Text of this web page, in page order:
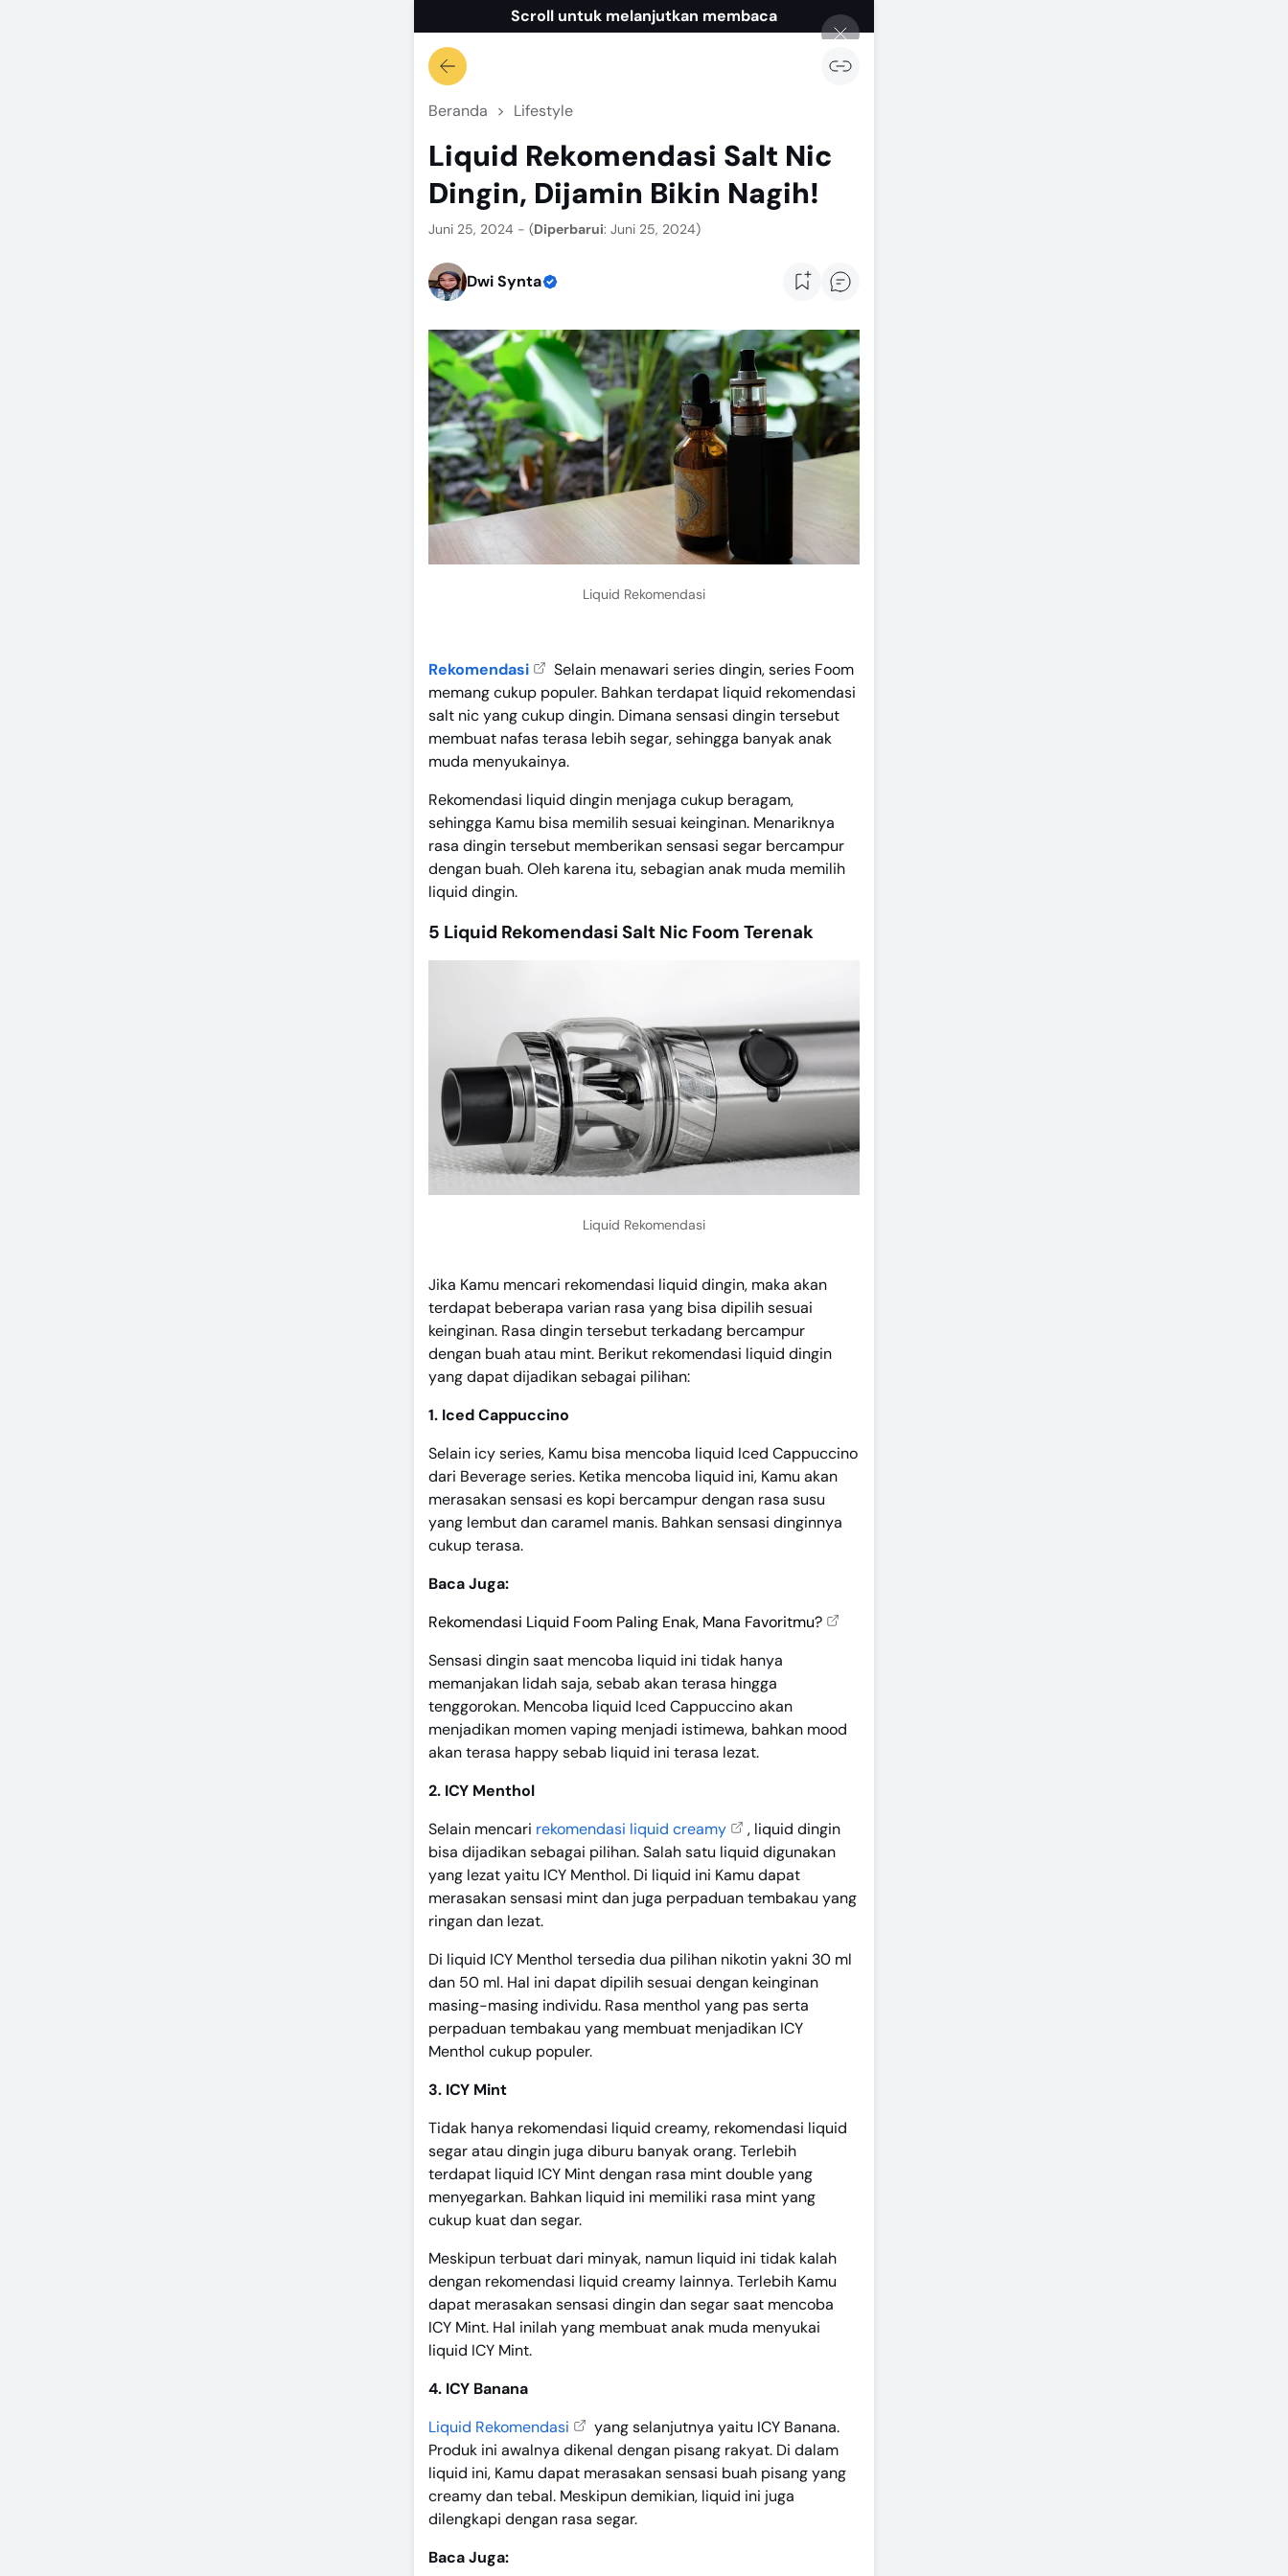
Scroll untuk melanjutkan membaca
Beranda Lifestyle
Liquid Rekomendasi Salt Nic
Dingin, Dijamin Bikin Nagih!
Juni 25, 2024 - (Diperbarui: Juni 25, 2024)
Dwi Synta
Liquid Rekomendasi
Rekomendasi
Selain menawari series dingin, series Foom
memang cukup populer. Bahkan terdapat liquid rekomendasi
salt nic yang cukup dingin. Dimana sensasi dingin tersebut
membuat nafas terasa lebih segar, sehingga banyak anak
muda menyukainya.
Rekomendasi liquid dingin menjaga cukup beragam,
sehingga Kamu bisa memilih sesuai keinginan. Menariknya
rasa dingin tersebut memberikan sensasi segar bercampur
dengan buah. Oleh karena itu, sebagian anak muda memilih
liquid dingin.
5 Liquid Rekomendasi Salt Nic Foom Terenak
Liquid Rekomendasi
Jika Kamu mencari rekomendasi liquid dingin, maka akan
terdapat beberapa varian rasa yang bisa dipilih sesuai
keinginan. Rasa dingin tersebut terkadang bercampur
dengan buah atau mint. Berikut rekomendasi liquid dingin
yang dapat dijadikan sebagai pilihan:
1. Iced Cappuccino
Selain icy series, Kamu bisa mencoba liquid Iced Cappuccino
dari Beverage series. Ketika mencoba liquid ini, Kamu akan
merasakan sensasi es kopi bercampur dengan rasa susu
yang lembut dan caramel manis. Bahkan sensasi dinginnya
cukup terasa.
Baca Juga:
Rekomendasi Liquid Foom Paling Enak, Mana Favoritmu?
Sensasi dingin saat mencoba liquid ini tidak hanya
memanjakan lidah saja, sebab akan terasa hingga
tenggorokan. Mencoba liquid Iced Cappuccino akan
menjadikan momen vaping menjadi istimewa, bahkan mood
akan terasa happy sebab liquid ini terasa lezat.
2. ICY Menthol
Selain mencari rekomendasi liquid creamy
, liquid dingin
bisa dijadikan sebagai pilihan. Salah satu liquid digunakan
yang lezat yaitu ICY Menthol. Di liquid ini Kamu dapat
merasakan sensasi mint dan juga perpaduan tembakau yang
ringan dan lezat.
Di liquid ICY Menthol tersedia dua pilihan nikotin yakni 30 ml
dan 50 ml. Hal ini dapat dipilih sesuai dengan keinginan
masing-masing individu. Rasa menthol yang pas serta
perpaduan tembakau yang membuat menjadikan ICY
Menthol cukup populer.
3. ICY Mint
Tidak hanya rekomendasi liquid creamy, rekomendasi liquid
segar atau dingin juga diburu banyak orang. Terlebih
terdapat liquid ICY Mint dengan rasa mint double yang
menyegarkan. Bahkan liquid ini memiliki rasa mint yang
cukup kuat dan segar.
Meskipun terbuat dari minyak, namun liquid ini tidak kalah
dengan rekomendasi liquid creamy lainnya. Terlebih Kamu
dapat merasakan sensasi dingin dan segar saat mencoba
ICY Mint. Hal inilah yang membuat anak muda menyukai
liquid ICY Mint.
4. ICY Banana
Liquid Rekomendasi
yang selanjutnya yaitu ICY Banana.
Produk ini awalnya dikenal dengan pisang rakyat. Di dalam
liquid ini, Kamu dapat merasakan sensasi buah pisang yang
creamy dan tebal. Meskipun demikian, liquid ini juga
dilengkapi dengan rasa segar.
Baca Juga: